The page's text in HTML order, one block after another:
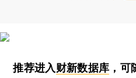
推荐进入财新数据库 ，